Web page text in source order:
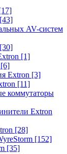
[43]
AV-систем
[30]
[1]
[6]
Extron [3]
[11]
коммутаторы
Extron
[28]
[152]
[35]